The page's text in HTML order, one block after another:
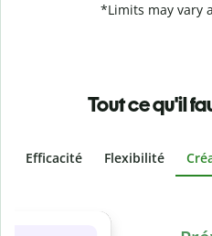
*Limits may vary
Tout ce qu'il
Efficacité Flexibilité